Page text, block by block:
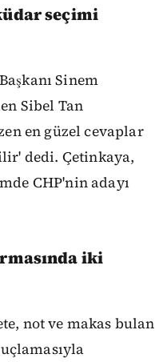
seçimi
Sinem
Sibel Tan
en güzel cevaplar
dedi. Çetinkaya,
CHP'nin adayı
iki
not ve makas bulan